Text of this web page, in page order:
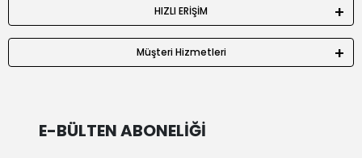
HIZLI ERİŞİM
Müşteri Hizmetleri
E-BÜLTEN ABONELİĞİ